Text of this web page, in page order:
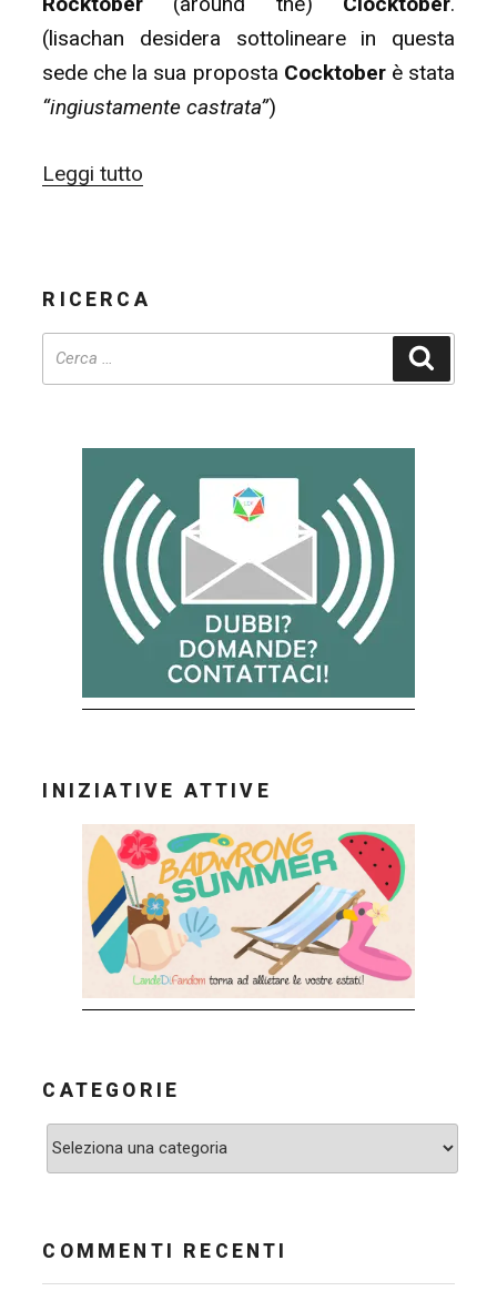
(lisachan desidera sottolineare in questa
sede che la sua proposta Cocktoberè stata
“ingiustamente castrata”)
Leggi tutto
(01/10
31/10)”
RICERCA
INIZIATIVE ATTIVE
CATEGORIE
Categorie
COMMENTI RECENTI